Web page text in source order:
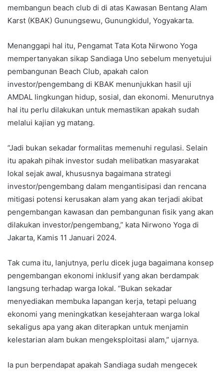
membangun beach club di di atas Kawasan Bentang Alam
Karst (KBAK) Gunungsewu, Gunungkidul, Yogyakarta.
Menanggapi hal itu, Pengamat Tata Kota Nirwono Yoga
mempertanyakan sikap Sandiaga Uno sebelum menyetujui
pembangunan Beach Club, apakah calon
investor/pengembang di KBAK menunjukkan hasil uji
AMDAL lingkungan hidup, sosial, dan ekonomi. Menurutnya
hal itu perlu dilakukan untuk memastikan apakah sudah
melalui kajian yg matang.
“Jadi bukan sekadar formalitas memenuhi regulasi. Selain
itu apakah pihak investor sudah melibatkan masyarakat
lokal sejak awal, khususnya bagaimana strategi
investor/pengembang dalam mengantisipasi dan rencana
mitigasi potensi kerusakan alam yang akan terjadi akibat
pengembangan kawasan dan pembangunan fisik yang akan
dilakukan investor/pengembang,” kata Nirwono Yoga di
Jakarta, Kamis 11 Januari 2024.
Tak cuma itu, lanjutnya, perlu dicek juga bagaimana konsep
pengembangan ekonomi inklusif yang akan berdampak
langsung terhadap warga lokal. “Bukan sekadar
menyediakan membuka lapangan kerja, tetapi peluang
ekonomi yang meningkatkan kesejahteraan warga lokal
sekaligus apa yang akan diterapkan untuk menjamin
kelestarian alam bukan mengeksploitasi alam,” ujarnya.
Ia pun berpendapat apakah Sandiaga sudah mengecek